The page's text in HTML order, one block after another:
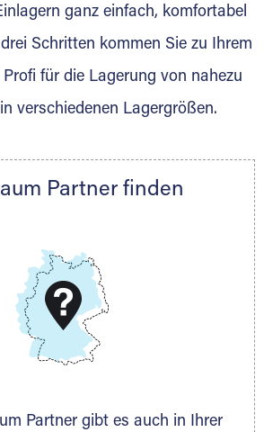
Neukunden
5442 - 404
ganz einfach, komfortabel
Schritten kommen Sie zu Ihrem
für die Lagerung von nahezu
verschiedenen Lagergrößen.
Partner finden
Partner gibt es auch in Ihrer